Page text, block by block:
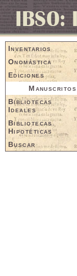
Inventarios
Onomástica
Ediciones
Manuscritos
Bibliotecas
Ideales
Bibliotecas
Hipotéticas
Buscar